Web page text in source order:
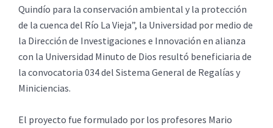
Quindío para la conservación ambiental y la protección
de la cuenca del Río La Vieja”, la Universidad por medio de
la Dirección de Investigaciones e Innovación en alianza
con la Universidad Minuto de Dios resultó beneficiaria de
la convocatoria 034 del Sistema General de Regalías y
Miniciencias.
El proyecto fue formulado por los profesores Mario